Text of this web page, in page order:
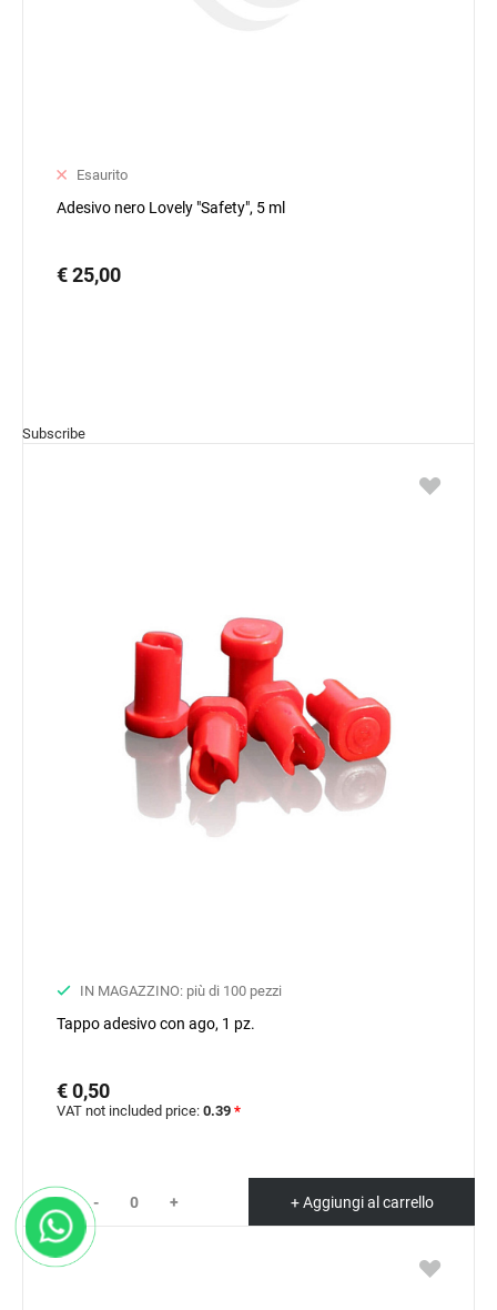
Esaurito
Adesivo nero Lovely "Safety", 5 ml
€ 25,00
Subscribe
IN MAGAZZINO: più di 100 pezzi
Tappo adesivo con ago, 1 pz.
€ 0,50
VAT not included price: 0.39 *
- + + Aggiungi al carrello